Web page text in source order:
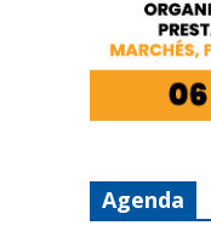
Agenda